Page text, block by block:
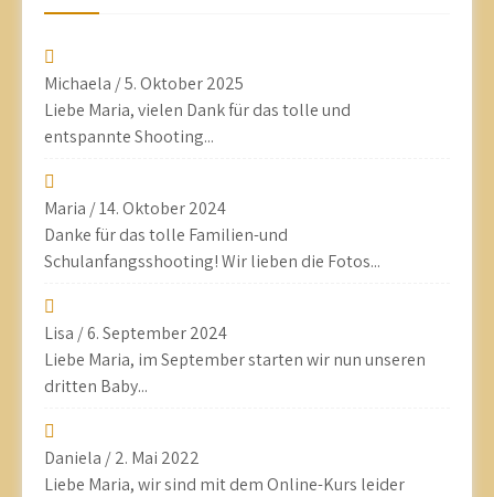
Michaela /5. Oktober 2025
Liebe Maria, vielen Dank für das tolle und
entspannte Shooting...
Maria /14. Oktober 2024
Danke für das tolle Familien-und
Schulanfangsshooting! Wir lieben die Fotos...
Lisa /6. September 2024
Liebe Maria, im September starten wir nun unseren
dritten Baby...
Daniela /2. Mai 2022
Liebe Maria, wir sind mit dem Online-Kurs leider